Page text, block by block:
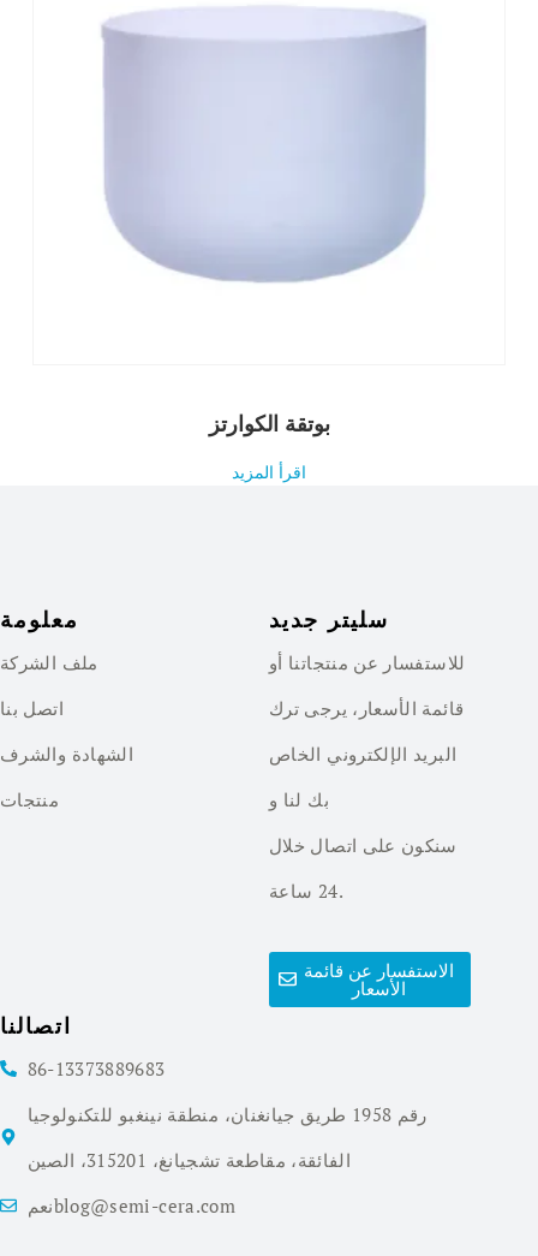
بوتقة الكوارتز
اقرأ المزيد
معلومة
ملف الشركة
اتصل بنا
الشهادة والشرف
منتجات
سليتر جديد
للاستفسار عن منتجاتنا أو
قائمة الأسعار، يرجى ترك
البريد الإلكتروني الخاص
بك لنا و
سنكون على اتصال خلال
24 ساعة.
الاستفسار عن قائمة
الأسعار
اتصالنا
86-13373889683
رقم 1958 طريق جيانغنان، منطقة نينغبو للتكنولوجيا
الفائقة، مقاطعة تشجيانغ، 315201، الصين
نعمblog@semi-cera.com